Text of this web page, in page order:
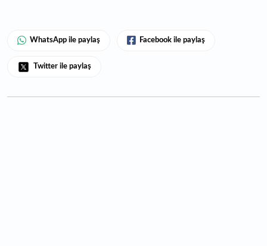
WhatsApp ile paylaş Facebook ile paylaş
Twitter ile paylaş